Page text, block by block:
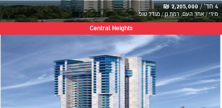
4 חד' / 2,205,000 ₪
מידי / אחד העם, רמת גן / מגדל טופ
Central Heights